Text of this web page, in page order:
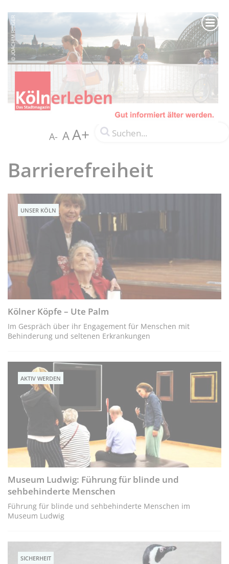
A- AA+
Barrierefreiheit
UNSER KÖLN
Kölner Köpfe – Ute Palm
Im Gespräch über ihr Engagement für Menschen mit
Behinderung und seltenen Erkrankungen
AKTIV WERDEN
Museum Ludwig: Führung für blinde und
sehbehinderte Menschen
Führung für blinde und sehbehinderte Menschen im
Museum Ludwig
SICHERHEIT